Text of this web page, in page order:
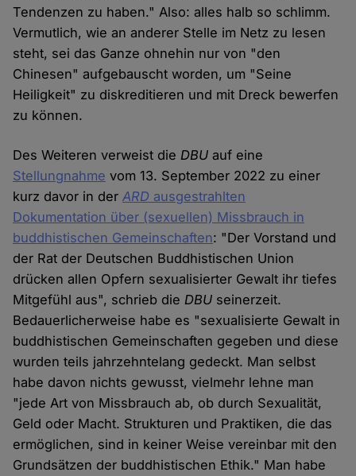
Tendenzen zu haben." Also: alles halb so schlimm.
Vermutlich, wie an anderer Stelle im Netz zu lesen
steht, sei das Ganze ohnehin nur von "den
Chinesen" aufgebauscht worden, um "Seine
Heiligkeit" zu diskreditieren und mit Dreck bewerfen
zu können.
Des Weiteren verweist die DBUauf eine
Stellungnahme vom 13. September 2022 zu einer
kurz davor in derARD ausgestrahlten
Dokumentation über (sexuellen) Missbrauch in
buddhistischen Gemeinschaften: "Der Vorstand und
der Rat der Deutschen Buddhistischen Union
drücken allen Opfern sexualisierter Gewalt ihr tiefes
Mitgefühl aus", schrieb die DBU seinerzeit.
Bedauerlicherweise habe es "sexualisierte Gewalt in
buddhistischen Gemeinschaften gegeben und diese
wurden teils jahrzehntelang gedeckt. Man selbst
habe davon nichts gewusst, vielmehr lehne man
"jede Art von Missbrauch ab, ob durch Sexualität,
Geld oder Macht. Strukturen und Praktiken, die das
ermöglichen, sind in keiner Weise vereinbar mit den
Grundsätzen der buddhistischen Ethik." Man habe